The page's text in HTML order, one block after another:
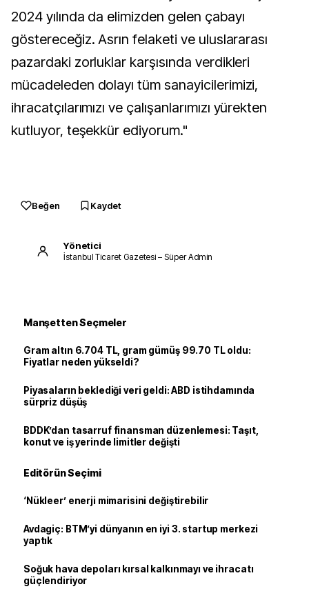
2024 yılında da elimizden gelen çabayı
göstereceğiz. Asrın felaketi ve uluslararası
pazardaki zorluklar karşısında verdikleri
mücadeleden dolayı tüm sanayicilerimizi,
ihracatçılarımızı ve çalışanlarımızı yürekten
kutluyor, teşekkür ediyorum."
Beğen Kaydet
Yönetici
İstanbul Ticaret Gazetesi – Süper Admin
Manşetten Seçmeler
Gram altın 6.704 TL, gram gümüş 99.70 TL oldu:
Fiyatlar neden yükseldi?
Piyasaların beklediği veri geldi: ABD istihdamında
sürpriz düşüş
BDDK’dan tasarruf finansman düzenlemesi: Taşıt,
konut ve iş yerinde limitler değişti
Editörün Seçimi
‘Nükleer’ enerji mimarisini değiştirebilir
Avdagiç: BTM’yi dünyanın en iyi 3. startup merkezi
yaptık
Soğuk hava depoları kırsal kalkınmayı ve ihracatı
güçlendiriyor